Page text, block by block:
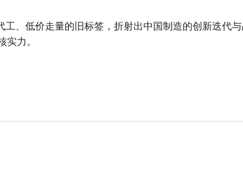
、低价走量的旧标签，折射出中国制造的创新迭代
实力。